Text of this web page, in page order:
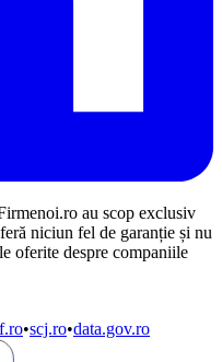
au scop exclusiv
niciun fel de garanție și nu
oferite despre companiile
•scj.ro•data.gov.ro